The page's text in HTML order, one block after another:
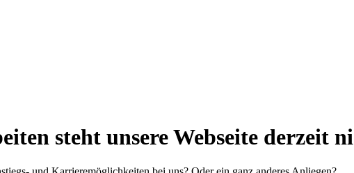
steht unsere Webseite derzeit